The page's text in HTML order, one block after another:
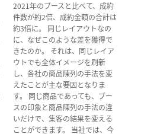
2021年のブースと比べて、成約
件数が約2倍、成約金額の合計は
約3倍に。 同じレイアウトなの
に、なぜこのような差を獲得で
きたのか。 それは、同じレイア
ウトでも全体イメージを刷新
し、各社の商品陳列の手法を変
えたことが主な要因となりま
す。 同じ商品であっても、ブー
スの印象と商品陳列の手法の違
いだけで、集客の結果を変える
ことができます。 当社では、今